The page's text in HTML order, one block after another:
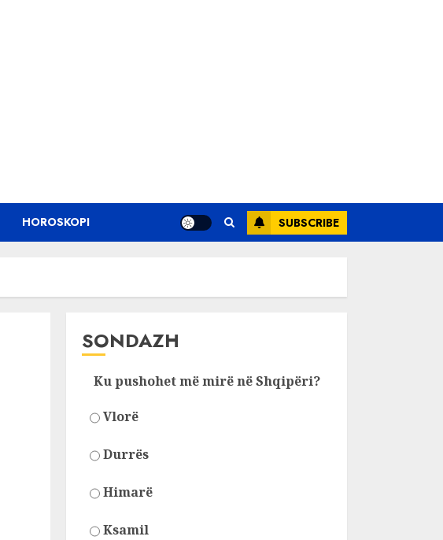
HOROSKOPI SUBSCRIBE
SONDAZH
Ku pushohet më mirë në Shqipëri?
Vlorë
Durrës
Himarë
Ksamil